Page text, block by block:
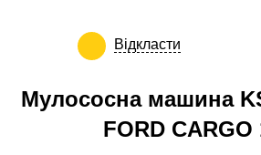
ПОДЗВОНИТИ
Контактні телефони:
Відкласти
Мулососна машина
FORD CARGO